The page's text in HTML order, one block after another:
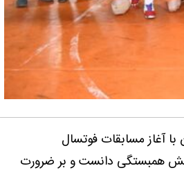
آغاز مسابقات فوتسال
همبستگی دانست و بر ضرورت